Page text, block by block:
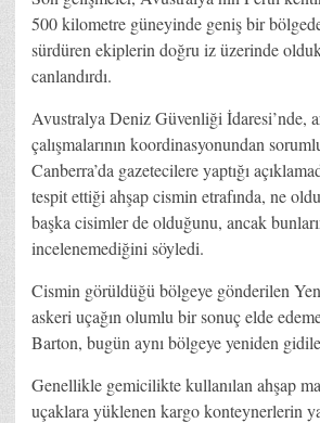
500 kilometre güneyinde geniş bir bölgede
sürdüren ekiplerin doğru iz üzerinde
canlandırdı.
Avustralya Deniz Güvenliği İdaresi’nde,
çalışmalarının koordinasyonundan
Canberra’da gazetecilere yaptığı
tespit ettiği ahşap cismin etrafında, ne
başka cisimler de olduğunu, ancak
incelenemediğini söyledi.
Cismin görüldüğü bölgeye gönderilen
askeri uçağın olumlu bir sonuç elde
Barton, bugün aynı bölgeye yeniden
Genellikle gemicilikte kullanılan ahşap
uçaklara yüklenen kargo konteynerlerin